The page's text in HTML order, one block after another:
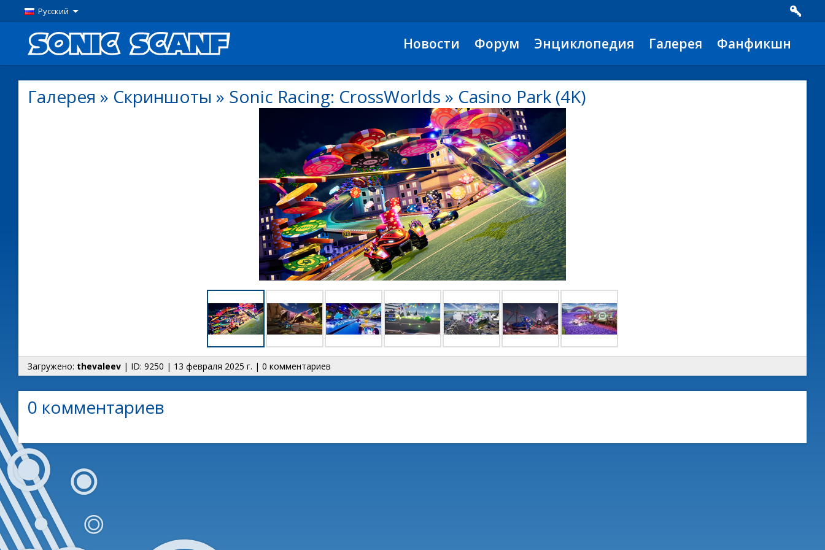
Русский
Новости Форум Энциклопедия Галерея Фанфикшн
Галерея » Скриншоты » Sonic Racing: CrossWorlds » Casino Park (4K)
Загружено: thevaleev | ID: 9250 | 13 февраля 2025 г. | 0 комментариев
0 комментариев